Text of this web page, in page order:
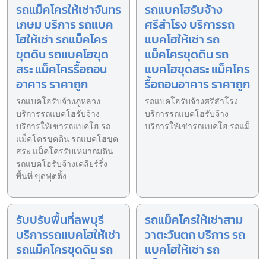
รถแม็คโครให้เช่าจันทร
เกษม บริการ รถแบค
โฮให้เช่า รถแม็คโคร
ขุดดิน รถแบคโฮขุด
สระ แม็คโครรื้อถอน
อาคาร ราคาถูก
รถแบคโฮรับจ้างภูหลวง
บริการรถแบคโฮรับจ้าง
บริการให้เช่ารถแบคโฮ รถ
แม็คโครขุดดิน รถแบคโฮขุด
สระ แม็คโครรับเหมาถมดิน
รถแบคโฮรับจ้างเคลียร์ริ่ง
พื้นที่ ขุดฟุตติ้ง
รถแบคโฮรับจ้าง
ศรีสำโรง บริการรถ
แบคโฮให้เช่า รถ
แม็คโครขุดดิน รถ
แบคโฮขุดสระ แม็คโคร
รื้อถอนอาคาร ราคาถูก
รถแบคโฮรับจ้างศรีสำโรง
บริการรถแบคโฮรับจ้าง
บริการให้เช่ารถแบคโฮ รถแม็
รับปรับพื้นที่ลพบุรี
บริการรถแบคโฮให้เช่า
รถแม็คโครขุดดิน รถ
รถแม็คโครให้เช่าสาม
วาตะวันตก บริการ รถ
แบคโฮให้เช่า รถ